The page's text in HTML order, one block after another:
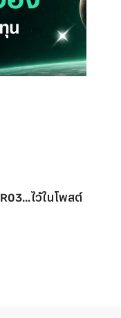
ไว้ในโพสต์